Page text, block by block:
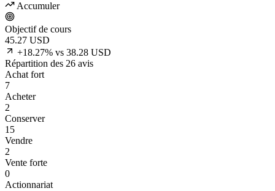
Accumuler
Objectif de cours
45.27 USD
+18.27% vs 38.28 USD
Répartition des 26 avis
Achat fort
7
Acheter
2
Conserver
15
Vendre
2
Vente forte
0
Actionnariat